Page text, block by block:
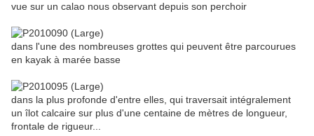
vue sur un calao nous observant depuis son perchoir
dans l'une des nombreuses grottes qui peuvent être parcourues
en kayak à marée basse
dans la plus profonde d'entre elles, qui traversait intégralement
un îlot calcaire sur plus d'une centaine de mètres de longueur,
frontale de rigueur...